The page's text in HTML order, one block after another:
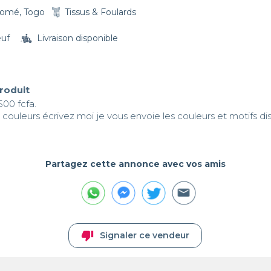
Togo Tissus & Foulards
Livraison disponible
fcfa.
couleurs écrivez moi je vous envoie les couleurs et motifs
Partagez cette annonce avec vos amis
thumb_down Signaler ce vendeur